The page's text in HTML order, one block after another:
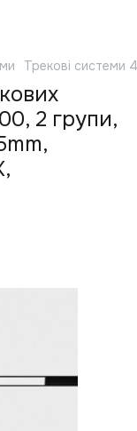
Трекові системи
2 групи,